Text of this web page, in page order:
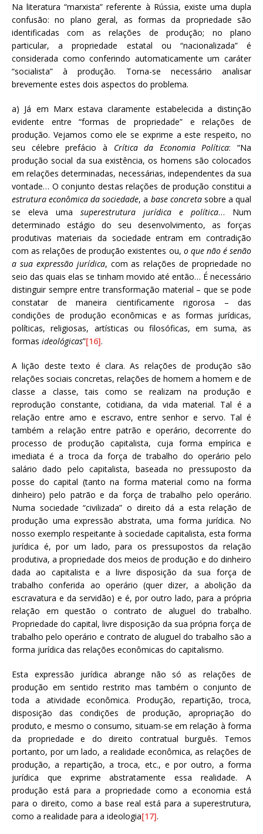
Na literatura “marxista” referente à Rússia, existe uma dupla
confusão: no plano geral, as formas da propriedade são
identificadas com as relações de produção; no plano
particular, a propriedade estatal ou “nacionalizada” é
considerada como conferindo automaticamente um caráter
“socialista” à produção. Torna-se necessário analisar
brevemente estes dois aspectos do problema.
a) Já em Marx estava claramente estabelecida a distinção
evidente entre “formas de propriedade” e relações de
produção. Vejamos como ele se exprime a este respeito, no
seu célebre prefácio à Crítica da Economia Política: “Na
produção social da sua existência, os homens são colocados
em relações determinadas, necessárias, independentes da sua
vontade… O conjunto destas relações de produção constitui a
estrutura econômica da sociedade, a base concreta sobre a qual
se eleva uma superestrutura jurídica e política… Num
determinado estágio do seu desenvolvimento, as forças
produtivas materiais da sociedade entram em contradição
com as relações de produção existentes ou, o que não é senão
a sua expressão jurídica, com as relações de propriedade no
seio das quais elas se tinham movido até então… É necessário
distinguir sempre entre transformação material – que se pode
constatar de maneira cientificamente rigorosa – das
condições de produção econômicas e as formas jurídicas,
políticas, religiosas, artísticas ou filosóficas, em suma, as
formas ideológicas”[16].
A lição deste texto é clara. As relações de produção são
relações sociais concretas, relações de homem a homem e de
classe a classe, tais como se realizam na produção e
reprodução constante, cotidiana, da vida material. Tal é a
relação entre amo e escravo, entre senhor e servo. Tal é
também a relação entre patrão e operário, decorrente do
processo de produção capitalista, cuja forma empírica e
imediata é a troca da força de trabalho do operário pelo
salário dado pelo capitalista, baseada no pressuposto da
posse do capital (tanto na forma material como na forma
dinheiro) pelo patrão e da força de trabalho pelo operário.
Numa sociedade “civilizada” o direito dá a esta relação de
produção uma expressão abstrata, uma forma jurídica. No
nosso exemplo respeitante à sociedade capitalista, esta forma
jurídica é, por um lado, para os pressupostos da relação
produtiva, a propriedade dos meios de produção e do dinheiro
dada ao capitalista e a livre disposição da sua força de
trabalho conferida ao operário (quer dizer, a abolição da
escravatura e da servidão) e é, por outro lado, para a própria
relação em questão o contrato de aluguel do trabalho.
Propriedade do capital, livre disposição da sua própria força de
trabalho pelo operário e contrato de aluguel do trabalho são a
forma jurídica das relações econômicas do capitalismo.
Esta expressão jurídica abrange não só as relações de
produção em sentido restrito mas também o conjunto de
toda a atividade econômica. Produção, repartição, troca,
disposição das condições de produção, apropriação do
produto, e mesmo o consumo, situam-se em relação à forma
da propriedade e do direito contratual burguês. Temos
portanto, por um lado, a realidade econômica, as relações de
produção, a repartição, a troca, etc., e por outro, a forma
jurídica que exprime abstratamente essa realidade. A
produção está para a propriedade como a economia está
para o direito, como a base real está para a superestrutura,
como a realidade para a ideologia[17].